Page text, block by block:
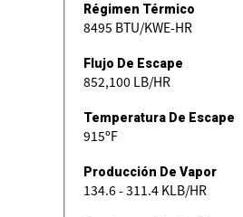
Régimen Térmico
8495 BTU/KWE-HR
Flujo De Escape
852,100 LB/HR
Temperatura De Escape
915ºF
Producción De Vapor
134.6 - 311.4 KLB/HR